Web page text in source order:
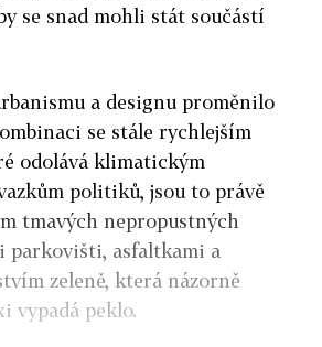
se snad mohli stát součástí
a designu proměnilo
se stále rychlejším
odolává klimatickým
politiků, jsou to právě
tmavých nepropustných
parkovišti, asfaltkami a
zeleně, která názorně
vypadá peklo.